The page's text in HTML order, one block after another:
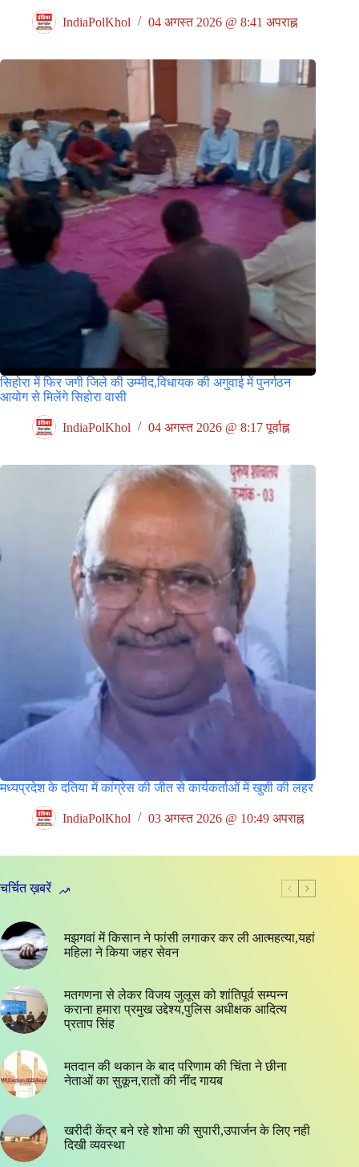
IndiaPolKhol 04 अगस्त 2026 @ 8:41 अपराह्न
सिहोरा में फिर जगी जिले की उम्मीद,विधायक की अगुवाई में पुनर्गठन
आयोग से मिलेंगे सिहोरा वासी
IndiaPolKhol 04 अगस्त 2026 @ 8:17 पूर्वाह्न
मध्यप्रदेश के दतिया में कांग्रेस की जीत से कार्यकर्ताओं में खुशी की लहर
IndiaPolKhol 03 अगस्त 2026 @ 10:49 अपराह्न
चर्चित ख़बरें
मझगवां में किसान ने फांसी लगाकर कर ली आत्महत्या,यहां
महिला ने किया जहर सेवन
मतगणना से लेकर विजय जुलूस को शांतिपूर्व सम्पन्न
कराना हमारा प्रमुख उद्देश्य,पुलिस अधीक्षक आदित्य
प्रताप सिंह
मतदान की थकान के बाद परिणाम की चिंता ने छीना
नेताओं का सुकून,रातों की नींद गायब
खरीदी केंद्र बने रहे शोभा की सुपारी,उपार्जन के लिए नही
दिखी व्यवस्था